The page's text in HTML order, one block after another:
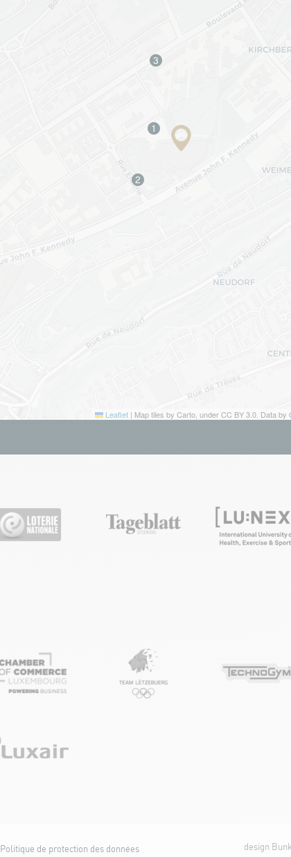
Leaflet | Map tiles by Carto, under CC BY 3.0. Data by
Politique de protection des données design